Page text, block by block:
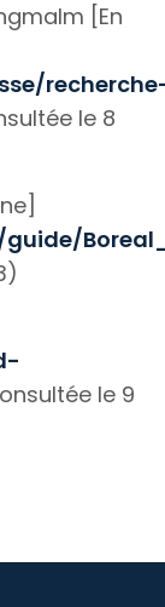
[En
le 8
le 9